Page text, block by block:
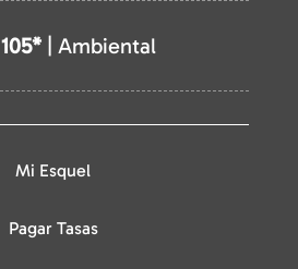
105* | Ambiental
Mi Esquel
Pagar Tasas